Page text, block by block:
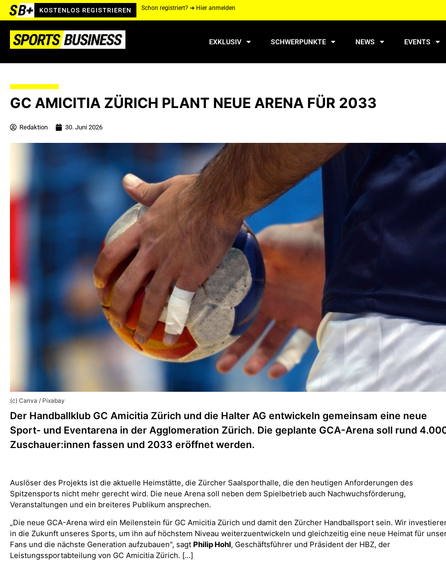
KOSTENLOS REGISTRIEREN Schon registriert? ➔ Hier anmelden
EXKLUSIV SCHWERPUNKTE NEWS EVENTS
GC AMICITIA ZÜRICH PLANT NEUE ARENA FÜR 2033
Redaktion 30. Juni 2026
(c) Canva / Pixabay
Der Handballklub GC Amicitia Zürich und die Halter AG entwickeln gemeinsam eine neue
Sport- und Eventarena in der Agglomeration Zürich. Die geplante GCA-Arena soll rund
Zuschauer:innen fassen und 2033 eröffnet werden.
Auslöser des Projekts ist die aktuelle Heimstätte, die Zürcher Saalsporthalle, die den heutigen Anforderungen des
Spitzensports nicht mehr gerecht wird. Die neue Arena soll neben dem Spielbetrieb auch Nachwuchsförderung,
Veranstaltungen und ein breiteres Publikum ansprechen.
„Die neue GCA-Arena wird ein Meilenstein für GC Amicitia Zürich und damit den Zürcher Handballsport sein. Wir
in die Zukunft unseres Sports, um ihn auf höchstem Niveau weiterzuentwickeln und gleichzeitig eine neue Heimat für
Fans und die nächste Generation aufzubauen", sagt Philip Hohl, Geschäftsführer und Präsident der HBZ, der
Leistungssportabteilung von GC Amicitia Zürich. [...]